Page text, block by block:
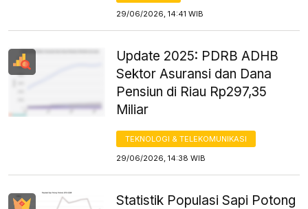
29/06/2026, 14:41 WIB
Update 2025: PDRB ADHB
Sektor Asuransi dan Dana
Pensiun di Riau Rp297,35
Miliar
TEKNOLOGI & TELEKOMUNIKASI
29/06/2026, 14:38 WIB
Statistik Populasi Sapi Potong